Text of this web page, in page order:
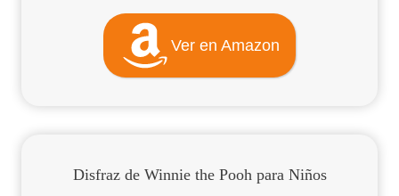
Ver en Amazon
Disfraz de Winnie the Pooh para Niños